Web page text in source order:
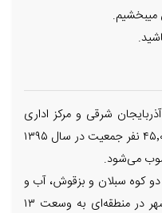
میبخشیم.
شرقی و مرکز اداری
شهرستان سراب است. این شهر با ۴۵٬۰۳۱ نفر جمعیت در سال ۱۳۹۵
می‌شود.
کوه سبلان و بزقوش، آب و
هوایی سرد و کوهستانی دارد. این شهر در منطقه‌ای به وسعت ۱۳